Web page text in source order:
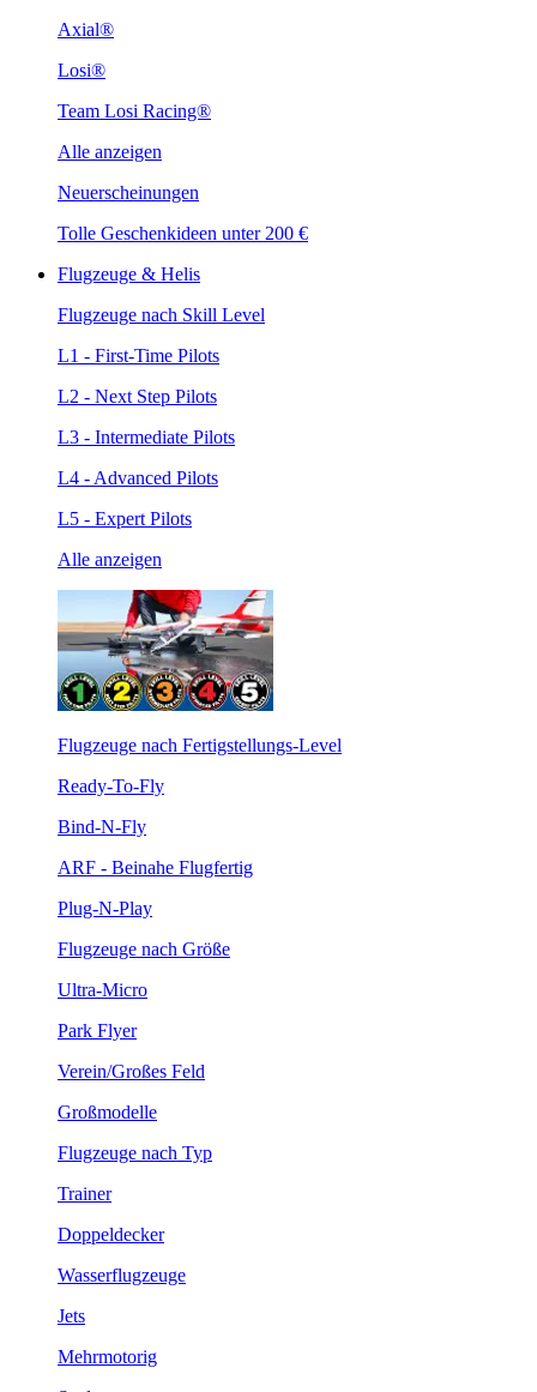
Axial®
Losi®
Team Losi Racing®
Alle anzeigen
Neuerscheinungen
Tolle Geschenkideen unter 200 €
Flugzeuge & Helis
Flugzeuge nach Skill Level
L1 - First-Time Pilots
L2 - Next Step Pilots
L3 - Intermediate Pilots
L4 - Advanced Pilots
L5 - Expert Pilots
Alle anzeigen
Flugzeuge nach Fertigstellungs-Level
Ready-To-Fly
Bind-N-Fly
ARF - Beinahe Flugfertig
Plug-N-Play
Flugzeuge nach Größe
Ultra-Micro
Park Flyer
Verein/Großes Feld
Großmodelle
Flugzeuge nach Typ
Trainer
Doppeldecker
Wasserflugzeuge
Jets
Mehrmotorig